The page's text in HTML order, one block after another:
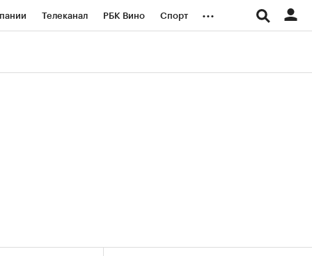
Телеканал РБК Вино Спорт ...